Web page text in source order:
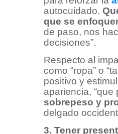
autocuidado.
que se
de paso, nos
decisiones”.
Respecto al
como “ropa” o
positivo y
apariencia, “que
sobrepeso y
delgado
3. Tener